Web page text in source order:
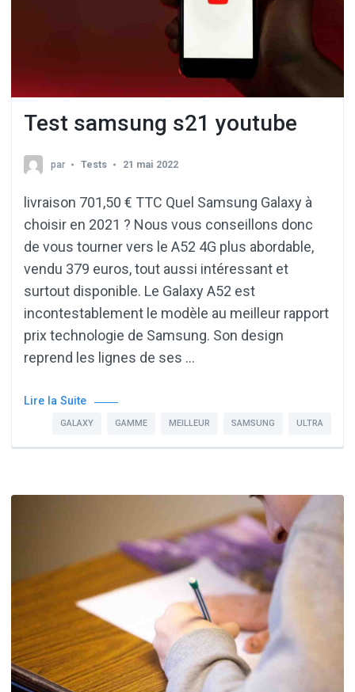
Test samsung s21 youtube
par Tests 21 mai 2022
livraison 701,50 € TTC Quel Samsung Galaxy à
choisir en 2021 ? Nous vous conseillons donc
de vous tourner vers le A52 4G plus abordable,
vendu 379 euros, tout aussi intéressant et
surtout disponible. Le Galaxy A52 est
incontestablement le modèle au meilleur rapport
prix technologie de Samsung. Son design
reprend les lignes de ses …
Lire la Suite
GALAXY GAMME MEILLEUR SAMSUNG ULTRA